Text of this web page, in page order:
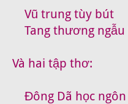
Vũ trung tùy bút
Tang thương ngẫu
Và hai tập thơ:
Đông Dã học ngôn